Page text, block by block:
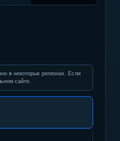
в некоторых регионах. Если
сайте.